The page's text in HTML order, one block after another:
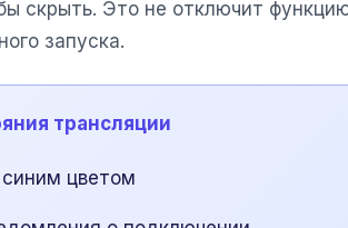
скрыть. Это не отключит
запуска.
трансляции
синим цветом